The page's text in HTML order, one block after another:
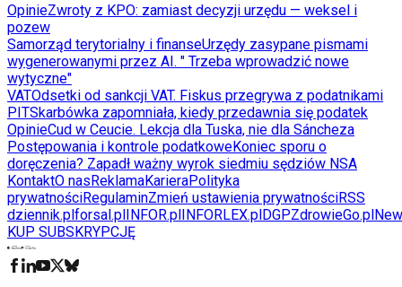
OpinieZwroty z KPO: zamiast decyzji urzędu — weksel i
pozew
Samorząd terytorialny i finanseUrzędy zasypane pismami
wygenerowanymi przez AI. " Trzeba wprowadzić nowe
wytyczne"
VATOdsetki od sankcji VAT. Fiskus przegrywa z podatnikami
PITSkarbówka zapomniała, kiedy przedawnia się podatek
OpinieCud w Ceucie. Lekcja dla Tuska, nie dla Sáncheza
Postępowania i kontrole podatkoweKoniec sporu o
doręczenia? Zapadł ważny wyrok siedmiu sędziów NSA
KontaktO nasReklamaKarieraPolityka
prywatnościRegulaminZmień ustawienia prywatnościRSS
dziennik.plforsal.plINFOR.plINFORLEX.plDGPZdrowieGo.pl
KUP SUBSKRYPCJĘ